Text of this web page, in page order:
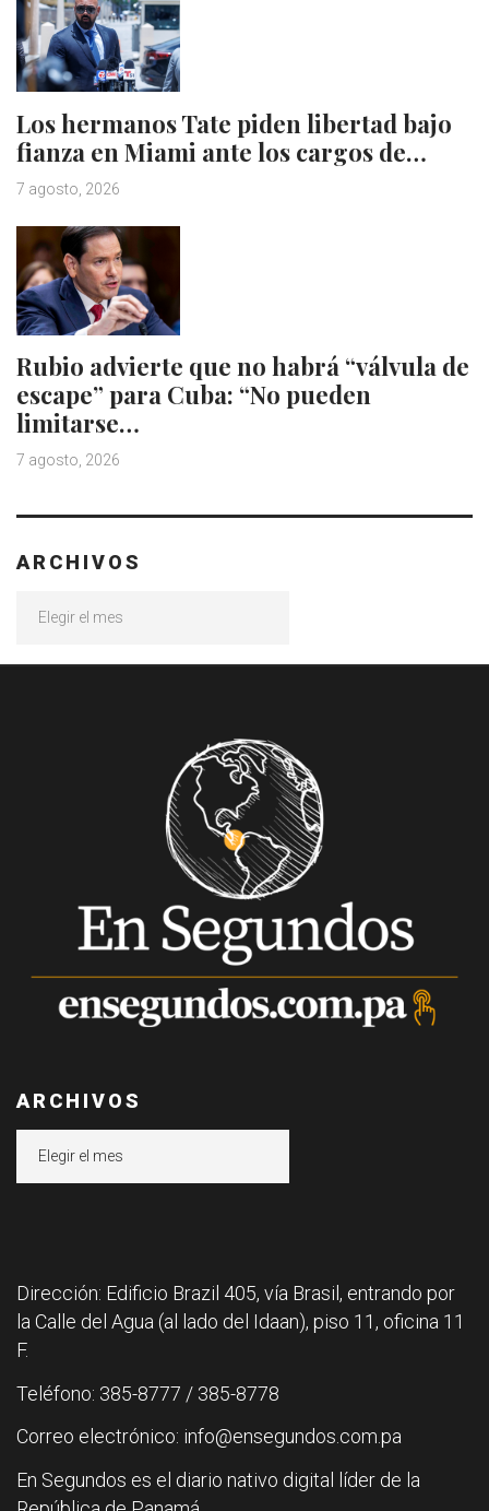
Los hermanos Tate piden libertad bajo
fianza en Miami ante los cargos de…
7 agosto, 2026
Rubio advierte que no habrá “válvula de
escape” para Cuba: “No pueden
limitarse…
7 agosto, 2026
ARCHIVOS
ARCHIVOS
Dirección: Edificio Brazil 405, vía Brasil, entrando por
la Calle del Agua (al lado del Idaan), piso 11, oficina 11
F.
Teléfono: 385-8777 / 385-8778
Correo electrónico: info@ensegundos.com.pa
En Segundos es el diario nativo digital líder de la